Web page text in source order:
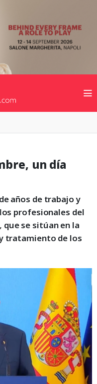
un día
años de trabajo y
profesionales del
se sitúan en la
tratamiento de los